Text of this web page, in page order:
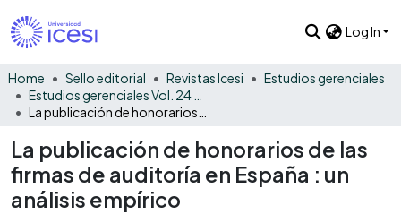
Log In
Home Sello editorial Revistas Icesi
Estudios gerenciales
La publicación de honorarios de las
firmas de auditoría en España : un
análisis empírico